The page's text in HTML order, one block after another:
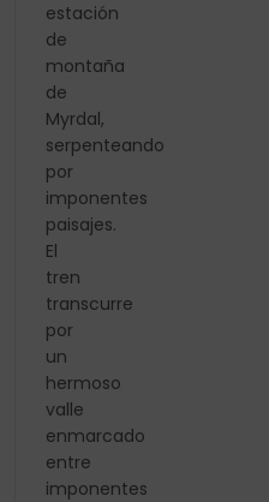
estación
de
montaña
de
Myrdal,
serpenteando
por
imponentes
paisajes.
El
tren
transcurre
por
un
hermoso
valle
enmarcado
entre
imponentes